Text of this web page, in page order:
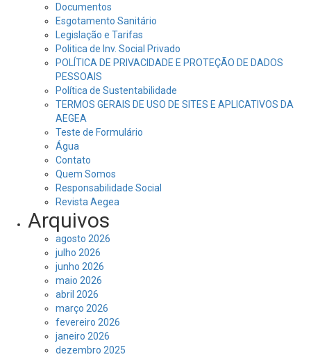
Documentos
Esgotamento Sanitário
Legislação e Tarifas
Politica de Inv. Social Privado
POLÍTICA DE PRIVACIDADE E PROTEÇÃO DE DADOS
PESSOAIS
Política de Sustentabilidade
TERMOS GERAIS DE USO DE SITES E APLICATIVOS DA
AEGEA
Teste de Formulário
Água
Contato
Quem Somos
Responsabilidade Social
Revista Aegea
Arquivos
agosto 2026
julho 2026
junho 2026
maio 2026
abril 2026
março 2026
fevereiro 2026
janeiro 2026
dezembro 2025